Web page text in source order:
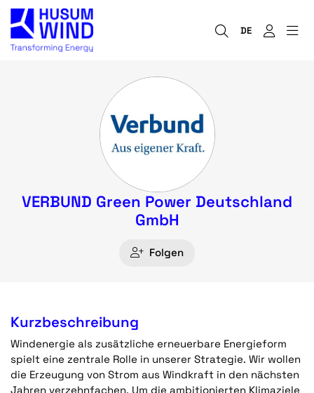
DE
VERBUND Green Power Deutschland
GmbH
Folgen
Kurzbeschreibung
Windenergie als zusätzliche erneuerbare Energieform
spielt eine zentrale Rolle in unserer Strategie. Wir wollen
die Erzeugung von Strom aus Windkraft in den nächsten
Jahren verzehnfachen. Um die ambitionierten Klimaziele